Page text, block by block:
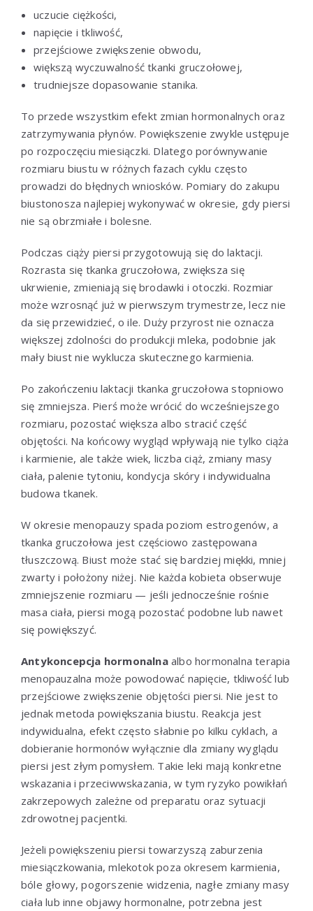
uczucie ciężkości,
napięcie i tkliwość,
przejściowe zwiększenie obwodu,
większą wyczuwalność tkanki gruczołowej,
trudniejsze dopasowanie stanika.
To przede wszystkim efekt zmian hormonalnych oraz
zatrzymywania płynów. Powiększenie zwykle ustępuje
po rozpoczęciu miesiączki. Dlatego porównywanie
rozmiaru biustu w różnych fazach cyklu często
prowadzi do błędnych wniosków. Pomiary do zakupu
biustonosza najlepiej wykonywać w okresie, gdy piersi
nie są obrzmiałe i bolesne.
Podczas ciąży piersi przygotowują się do laktacji.
Rozrasta się tkanka gruczołowa, zwiększa się
ukrwienie, zmieniają się brodawki i otoczki. Rozmiar
może wzrosnąć już w pierwszym trymestrze, lecz nie
da się przewidzieć, o ile. Duży przyrost nie oznacza
większej zdolności do produkcji mleka, podobnie jak
mały biust nie wyklucza skutecznego karmienia.
Po zakończeniu laktacji tkanka gruczołowa stopniowo
się zmniejsza. Pierś może wrócić do wcześniejszego
rozmiaru, pozostać większa albo stracić część
objętości. Na końcowy wygląd wpływają nie tylko ciąża
i karmienie, ale także wiek, liczba ciąż, zmiany masy
ciała, palenie tytoniu, kondycja skóry i indywidualna
budowa tkanek.
W okresie menopauzy spada poziom estrogenów, a
tkanka gruczołowa jest częściowo zastępowana
tłuszczową. Biust może stać się bardziej miękki, mniej
zwarty i położony niżej. Nie każda kobieta obserwuje
zmniejszenie rozmiaru — jeśli jednocześnie rośnie
masa ciała, piersi mogą pozostać podobne lub nawet
się powiększyć.
Antykoncepcja hormonalnaalbo hormonalna terapia
menopauzalna może powodować napięcie, tkliwość lub
przejściowe zwiększenie objętości piersi. Nie jest to
jednak metoda powiększania biustu. Reakcja jest
indywidualna, efekt często słabnie po kilku cyklach, a
dobieranie hormonów wyłącznie dla zmiany wyglądu
piersi jest złym pomysłem. Takie leki mają konkretne
wskazania i przeciwwskazania, w tym ryzyko powikłań
zakrzepowych zależne od preparatu oraz sytuacji
zdrowotnej pacjentki.
Jeżeli powiększeniu piersi towarzyszą zaburzenia
miesiączkowania, mlekotok poza okresem karmienia,
bóle głowy, pogorszenie widzenia, nagłe zmiany masy
ciała lub inne objawy hormonalne, potrzebna jest